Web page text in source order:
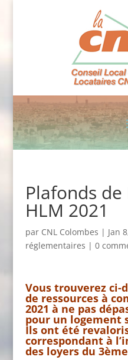
Plafonds de
HLM 2021
par CNL Colombes | Jan
réglementaires | 0
Vous trouverez ci-
de ressources à
2021 à ne pas
pour un logement
Ils ont été
correspondant à
des loyers du